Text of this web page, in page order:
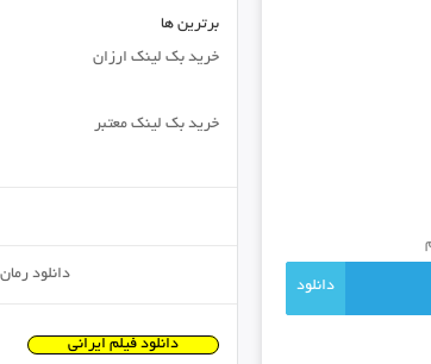
برترین ها
خرید بک لینک ارزان
خرید بک لینک معتبر
دانلود رمان
دانلود فیلم ایرانی